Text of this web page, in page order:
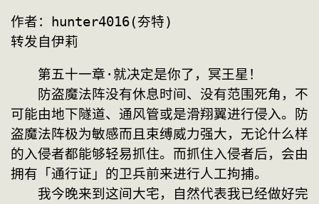
作者：hunter4016(夯特)
转发自伊莉
第五十一章·就决定是你了，冥王星！
防盗魔法阵没有休息时间、没有范围死角，不
可能由地下隧道、通风管或是滑翔翼进行侵入。防
盗魔法阵极为敏感而且束缚威力强大，无论什么样
的入侵者都能够轻易抓住。而抓住入侵者后，会由
拥有「通行证」的卫兵前来进行人工拘捕。
我今晚来到这间大宅，自然代表我已经做好完